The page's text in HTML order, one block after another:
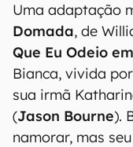
Uma adaptação
Domada, de
Que Eu Odeio
Bianca, vivida
sua irmã
(Jason Bourne).
namorar, mas